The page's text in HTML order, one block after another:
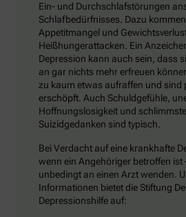
Ein- und Durchschlafstörungen
Schlafbedürfnisses. Dazu
Appetitmangel und
Heißhungerattacken. Ein
Depression kann auch sein, dass
an gar nichts mehr erfreuen
zu kaum etwas aufraffen und sind
erschöpft. Auch Schuldgefühle,
Hoffnungslosigkeit und
Suizidgedanken sind typisch.
Bei Verdacht auf eine krankhafte
wenn ein Angehöriger betroffen ist
unbedingt an einen Arzt wenden.
Informationen bietet die Stiftung
Depressionshilfe auf: